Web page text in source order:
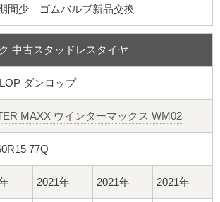
ット
ル
間少 ゴムバルブ新品交換
中古スタッドレスタイヤ
ダンロップ
MAXX ウインターマックス WM02
77Q
2021年 2021年 2021年